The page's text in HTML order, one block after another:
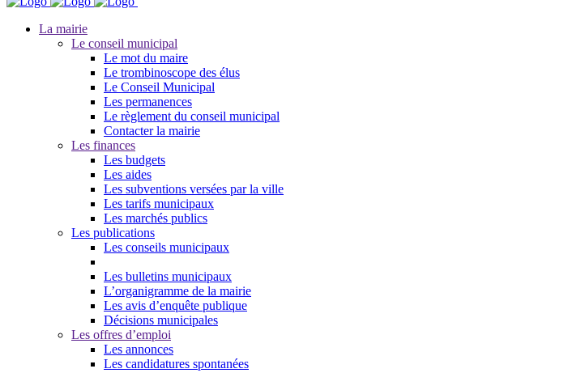
La mairie
Le conseil municipal
Le mot du maire
Le trombinoscope des élus
Le Conseil Municipal
Les permanences
Le règlement du conseil municipal
Contacter la mairie
Les finances
Les budgets
Les aides
Les subventions versées par la ville
Les tarifs municipaux
Les marchés publics
Les publications
Les conseils municipaux
Les bulletins municipaux
L’organigramme de la mairie
Les avis d’enquête publique
Décisions municipales
Les offres d’emploi
Les annonces
Les candidatures spontanées